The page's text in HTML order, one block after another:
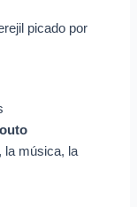
picado por
la música, la